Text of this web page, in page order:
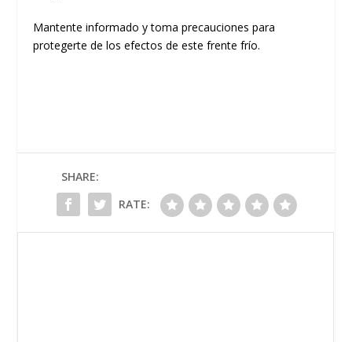
Mantente informado y toma precauciones para
protegerte de los efectos de este frente frío.
SHARE:
RATE: